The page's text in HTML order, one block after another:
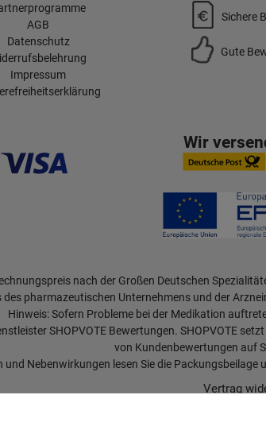
AGB
Datenschutz
Impressum
Sichere
Gute
Wir
nach der Großen Deutschen
des pharmazeutischen Unternehmens und der
Hinweis: Sofern Probleme bei der Medikation
SHOPVOTE Bewertungen. SHOPVOTE
von Kundenbewertungen auf
und Nebenwirkungen lesen Sie die
Vertrag